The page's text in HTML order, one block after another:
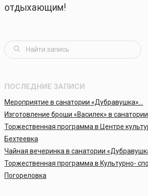
отдыхающим!
ПОСЛЕДНИЕ ЗАПИСИ
Мероприятие в санатории «Дубравушка»…
Изготовление броши «Василек» в
Торжественная программа в Центре
Бехтеевка
Чайная вечеринка в санатории
Торжественная программа в Культурно-
Погореловка